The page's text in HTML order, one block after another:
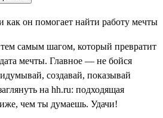
самым шагом, который превратит
мечты. Главное — не бойся
создавай, показывай
на hh.ru: подходящая
чем ты думаешь. Удачи!